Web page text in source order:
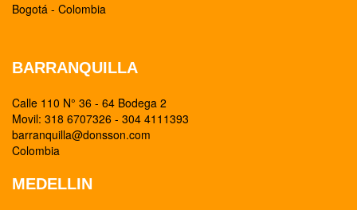
Bogotá - Colombia
BARRANQUILLA
Calle 110 N° 36 - 64 Bodega 2
Movil: 318 6707326 - 304 4111393
barranquilla@donsson.com
Colombia
MEDELLIN